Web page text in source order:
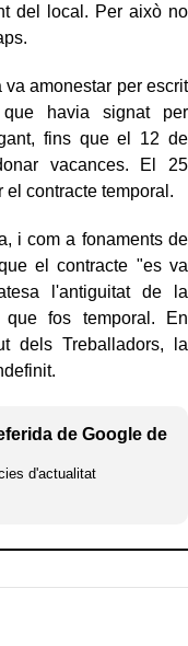
del local. Per això no
amonestar per escrit
havia signat per
fins que el 12 de
vacances. El 25
contracte temporal.
i com a fonaments de
el contracte "es va
l'antiguitat de la
fos temporal. En
dels Treballadors, la
de Google de
d'actualitat